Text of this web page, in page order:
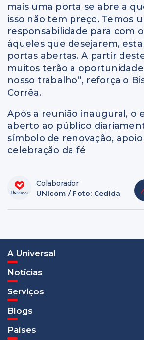
mais uma porta se abre a
isso não tem preço. Temos
responsabilidade para com
àqueles que desejarem,
portas abertas. A partir
muitos terão a
nosso trabalho”, reforça o
Corrêa.
Após a reunião inaugural, o
aberto ao público
símbolo de renovação,
celebração da fé
Colaborador
UNIcom / Foto: Cedida
A Universal
Notícias
Serviços
Blogs
Países